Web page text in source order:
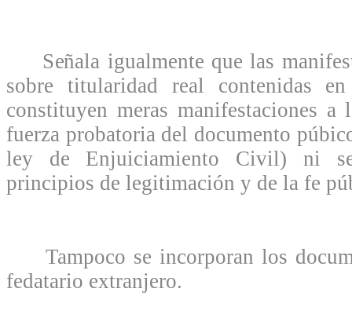
Señala igualmente que las
sobre titularidad real contenidas
constituyen meras manifestaciones a
fuerza probatoria del documento
ley de Enjuiciamiento Civil) ni
principios de legitimación y de la fe
Tampoco se incorporan los
fedatario extranjero.